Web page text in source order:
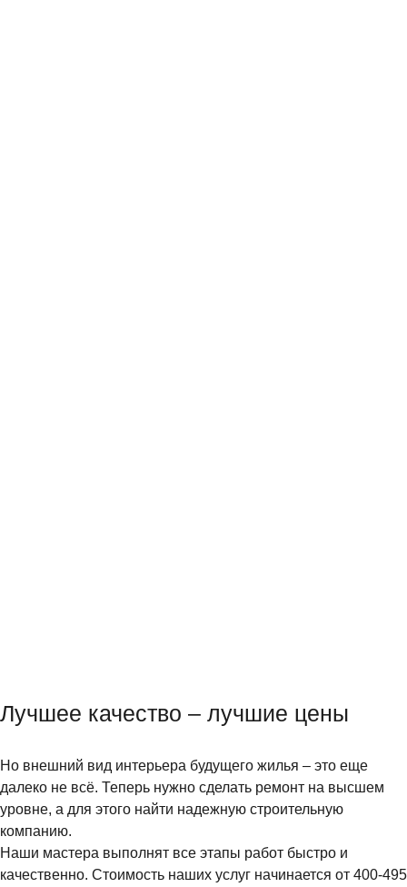
Лучшее качество – лучшие цены
Но внешний вид интерьера будущего жилья – это еще
далеко не всё. Теперь нужно сделать ремонт на высшем
уровне, а для этого найти надежную строительную
компанию.
Наши мастера выполнят все этапы работ быстро и
качественно. Стоимость наших услуг начинается от 400-495